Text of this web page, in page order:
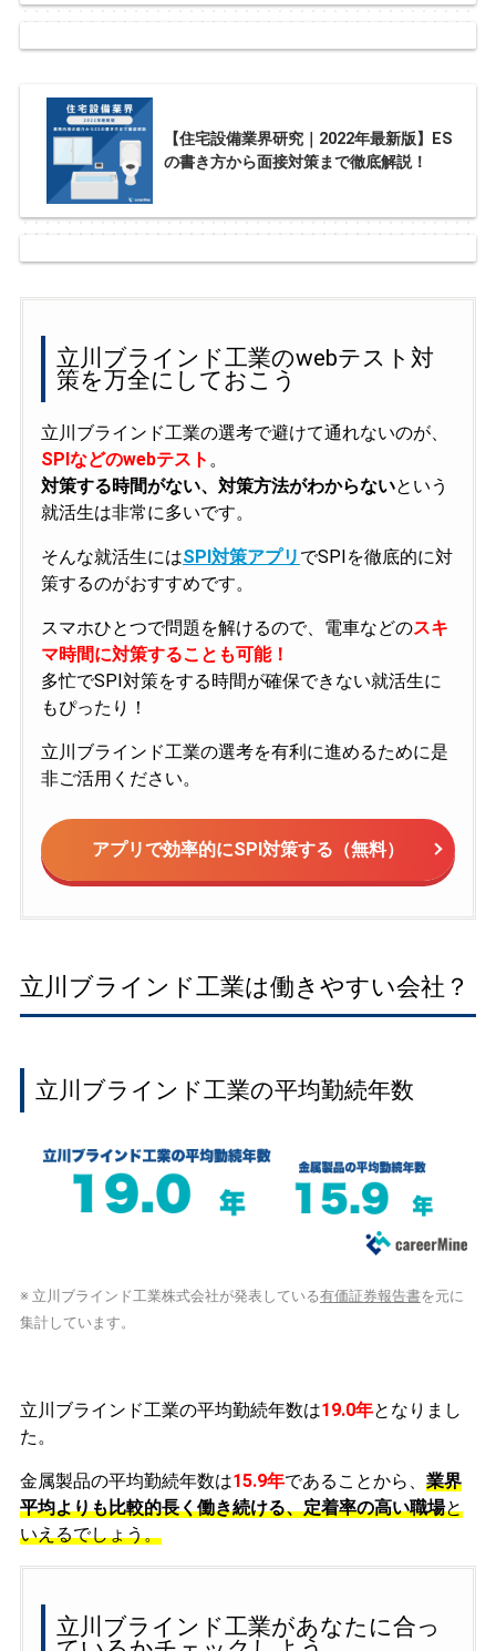
【住宅設備業界研究｜2022年最新版】ES
の書き方から面接対策まで徹底解説！
立川ブラインド工業のwebテスト対
策を万全にしておこう
立川ブラインド工業の選考で避けて通れないのが、
SPIなどのwebテスト 。
対策する時間がない、対策方法がわからないという
就活生は非常に多いです。
そんな就活生にはSPI対策アプリ でSPIを徹底的に対
策するのがおすすめです。
スマホひとつで問題を解けるので、電車などのスキ
マ時間に対策することも可能！
多忙でSPI対策をする時間が確保できない就活生に
もぴったり！
立川ブラインド工業の選考を有利に進めるために是
非ご活用ください。
アプリで効率的にSPI対策する（無料）
立川ブラインド工業は働きやすい会社？
立川ブラインド工業の平均勤続年数
※ 立川ブラインド工業株式会社が発表している有価証券報告書を元に
集計しています。
立川ブラインド工業の平均勤続年数は19.0年となりまし
た。
金属製品の平均勤続年数は15.9年であることから、 業界
平均よりも比較的長く働き続ける、定着率の高い職場と
いえるでしょう。
立川ブラインド工業があなたに合っ